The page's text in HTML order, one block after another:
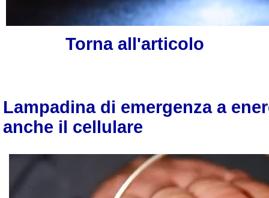
Torna all'articolo
Lampadina di emergenza a
anche il cellulare